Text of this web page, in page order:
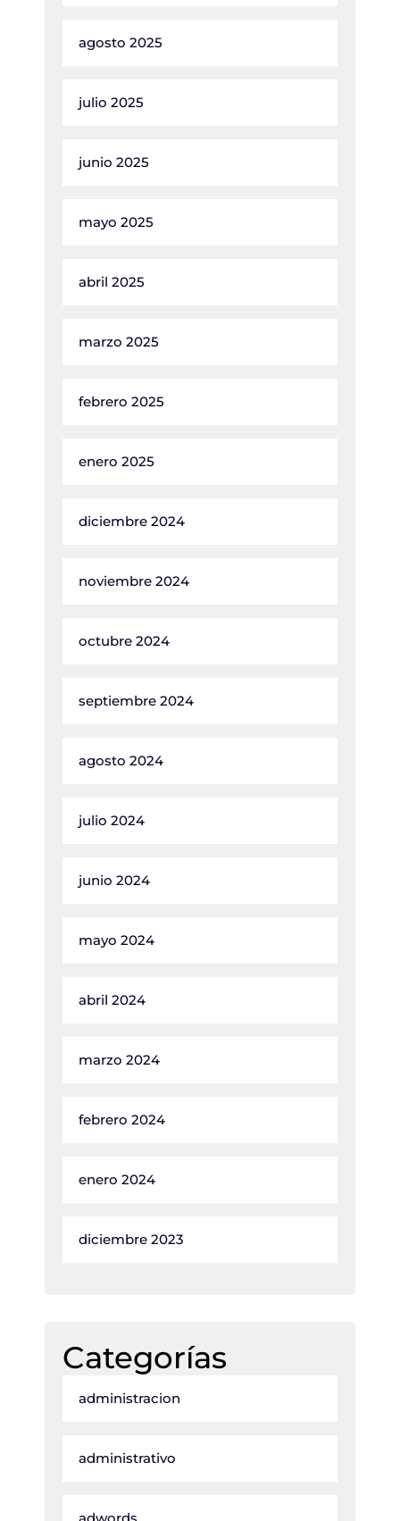
agosto 2025
julio 2025
junio 2025
mayo 2025
abril 2025
marzo 2025
febrero 2025
enero 2025
diciembre 2024
noviembre 2024
octubre 2024
septiembre 2024
agosto 2024
julio 2024
junio 2024
mayo 2024
abril 2024
marzo 2024
febrero 2024
enero 2024
diciembre 2023
Categorías
administracion
administrativo
adwords